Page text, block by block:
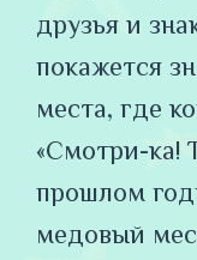
друзья и
покажется
места, где
«Смотри-ка!
прошлом
медовый